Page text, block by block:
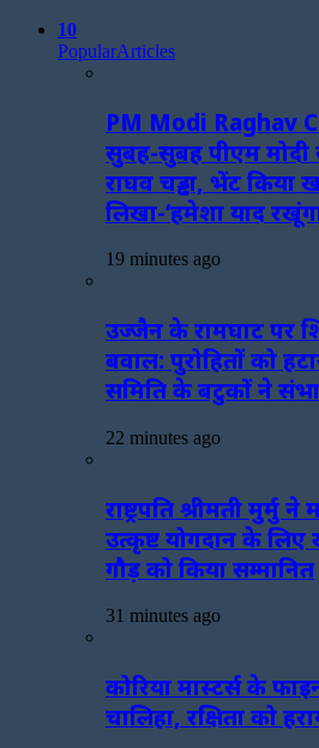
10
PopularArticles
PM Modi Raghav
सुबह-सुबह पीएम
राघव चड्ढा, भेंट किया
लिखा-‘हमेशा याद
19 minutes ago
उज्जैन के रामघाट पर
बवाल: पुरोहितों को
समिति के बटुकों ने
22 minutes ago
राष्ट्रपति श्रीमती मुर्मु
उत्कृष्ट योगदान के
गौड़ को किया सम्मानित
31 minutes ago
कोरिया मास्टर्स के
चालिहा, रक्षिता को